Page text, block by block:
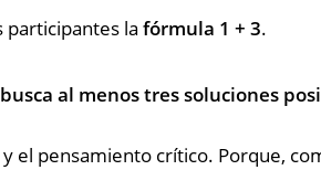
participantes la fórmula 1 + 3.
al menos tres soluciones
el pensamiento crítico. Porque,